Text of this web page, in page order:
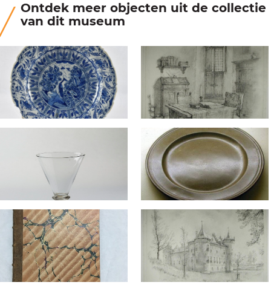
Ontdek meer objecten uit de collectie
van dit museum